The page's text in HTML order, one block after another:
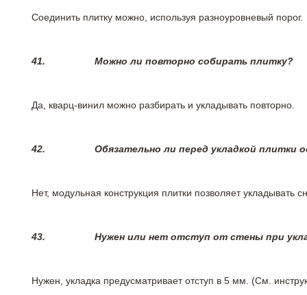
Соединить плитку можно, используя разноуровневый порог.
41. Можно ли повторно собирать плитку?
Да, кварц-винил можно разбирать и укладывать повторно.
42. Обязательно ли перед укладкой плитки
Нет, модульная конструкция плитки позволяет
43. Нужен или нет отступ от стены при
Нужен, укладка предусматривает отступ в 5 мм. (См.